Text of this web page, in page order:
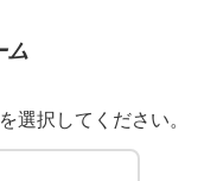
ム
選択してください。